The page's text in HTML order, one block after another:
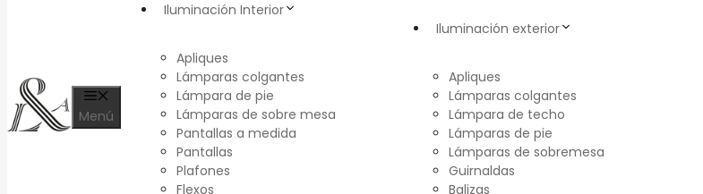
Menú
Iluminación Interior
Apliques
Lámparas colgantes
Lámpara de pie
Lámparas de sobre mesa
Pantallas a medida
Pantallas
Plafones
Flexos
Iluminación exterior
Apliques
Lámparas colgantes
Lámpara de techo
Lámparas de pie
Lámparas de sobremesa
Guirnaldas
Balizas